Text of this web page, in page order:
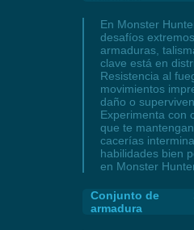
En Monster
desafíos
armaduras,
clave está en
Resistencia al
movimientos
daño o
Experimenta con
que te
cacerías
habilidades bien
en Monster
Conjunto de
armadura